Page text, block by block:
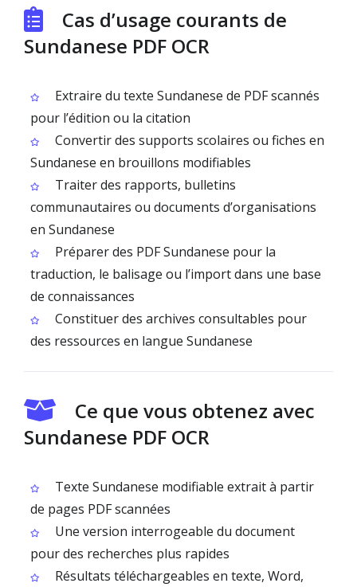
Cas d’usage courants de
Sundanese PDF OCR
Extraire du texte Sundanese de PDF scannés
pour l’édition ou la citation
Convertir des supports scolaires ou fiches en
Sundanese en brouillons modifiables
Traiter des rapports, bulletins
communautaires ou documents d’organisations
en Sundanese
Préparer des PDF Sundanese pour la
traduction, le balisage ou l’import dans une base
de connaissances
Constituer des archives consultables pour
des ressources en langue Sundanese
Ce que vous obtenez avec
Sundanese PDF OCR
Texte Sundanese modifiable extrait à partir
de pages PDF scannées
Une version interrogeable du document
pour des recherches plus rapides
Résultats téléchargeables en texte, Word,